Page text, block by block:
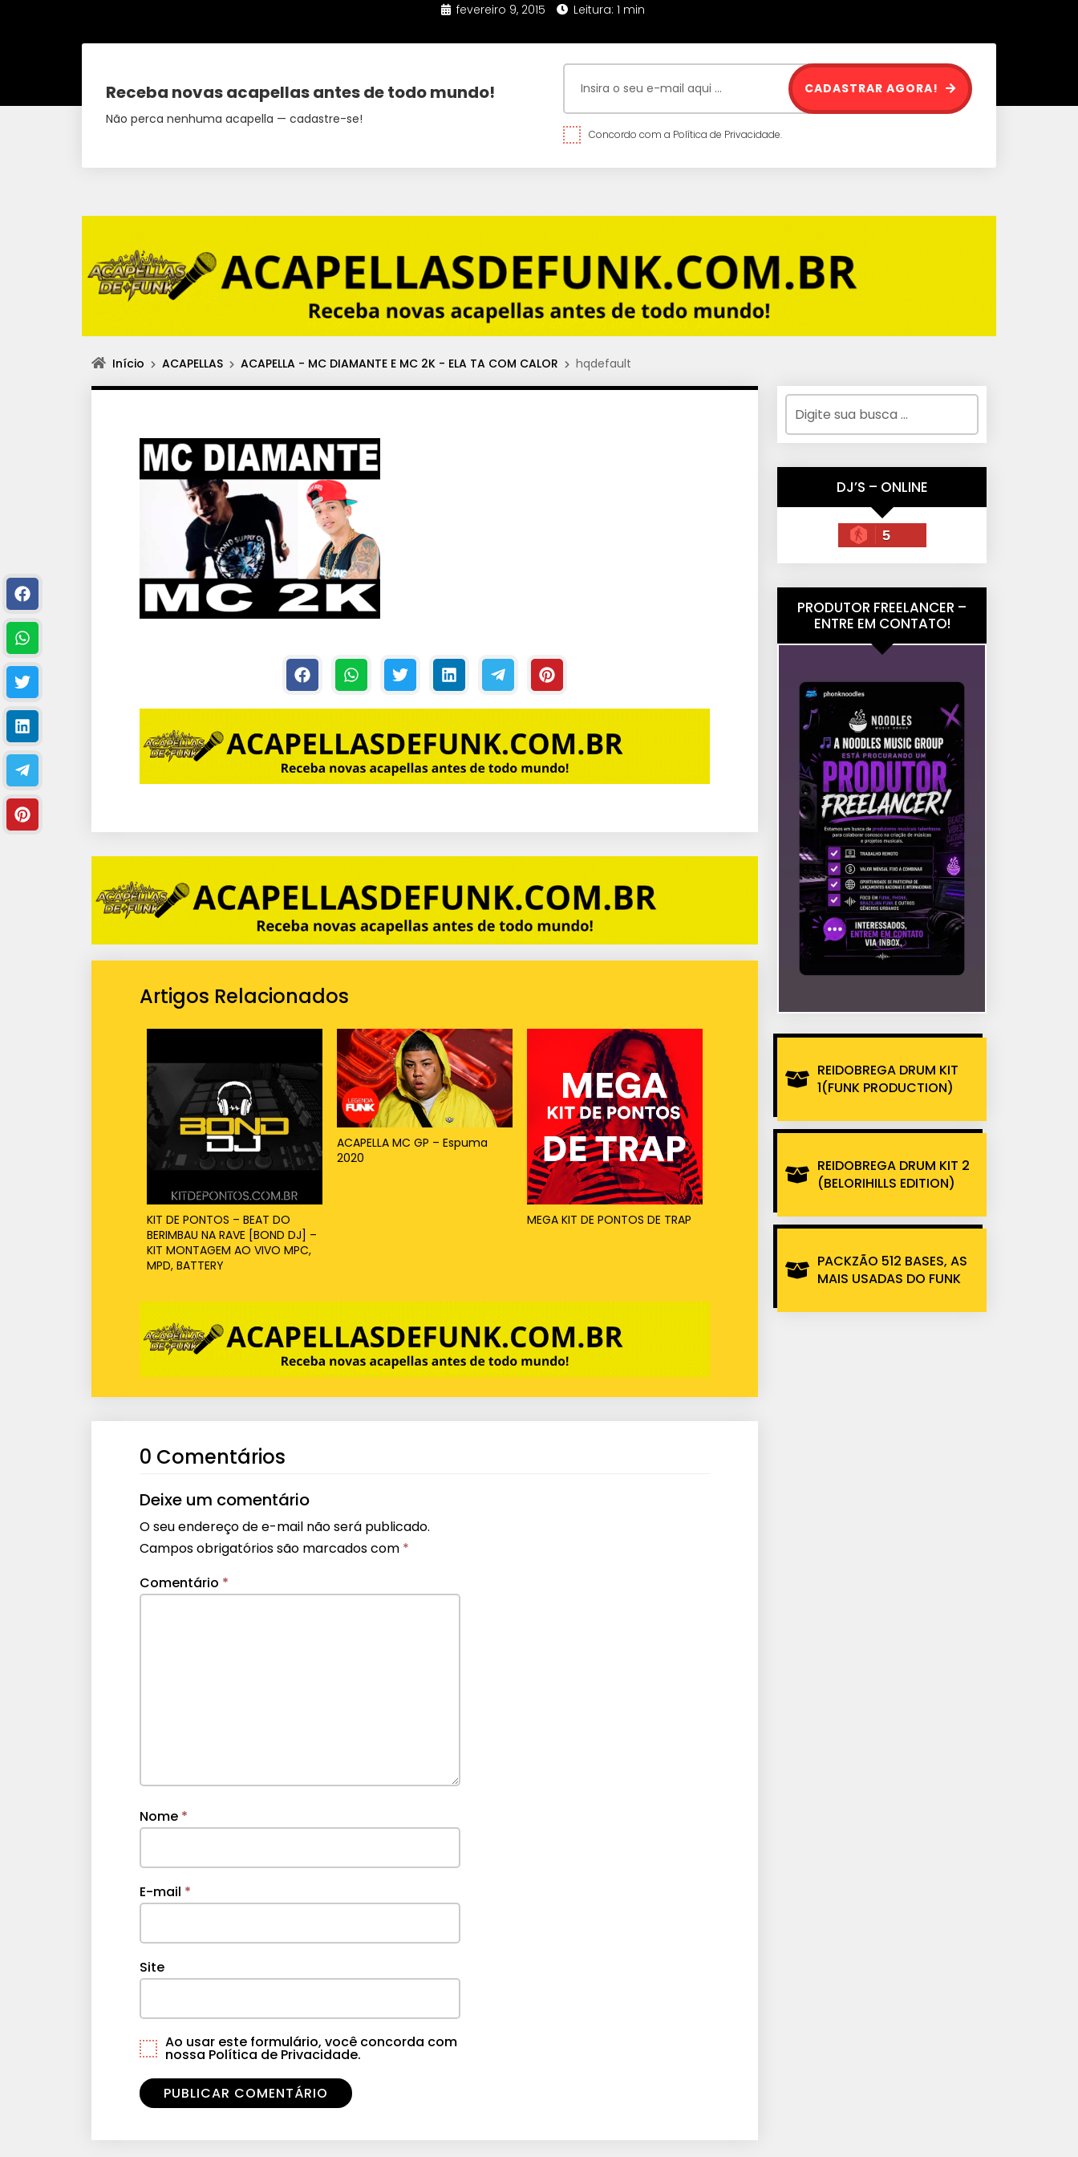
fevereiro 9, 2015 Leitura: 1 min
Receba novas acapellas antes de todo mundo!
Não perca nenhuma acapella — cadastre-se!
Concordo com a Política de Privacidade.
CADASTRAR AGORA!
Início ACAPELLAS ACAPELLA - MC DIAMANTE E MC 2K - ELA TA COM CALOR hqdefault
Artigos Relacionados
KIT DE PONTOS – BEAT DO
BERIMBAU NA RAVE [BOND DJ] –
KIT MONTAGEM AO VIVO MPC,
MPD, BATTERY
ACAPELLA MC GP – Espuma
2020
MEGA KIT DE PONTOS DE TRAP
0 Comentários
Deixe um comentário
O seu endereço de e-mail não será publicado.
Campos obrigatórios são marcados com *
Comentário *
Nome *
E-mail *
Site
Ao usar este formulário, você concorda com
nossa Política de Privacidade.
DJ’S – ONLINE
5
PRODUTOR FREELANCER –
ENTRE EM CONTATO!
REIDOBREGA DRUM KIT
1(FUNK PRODUCTION)
REIDOBREGA DRUM KIT 2
(BELORIHILLS EDITION)
PACKZÃO 512 BASES, AS
MAIS USADAS DO FUNK